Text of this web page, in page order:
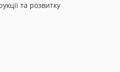
та розвитку